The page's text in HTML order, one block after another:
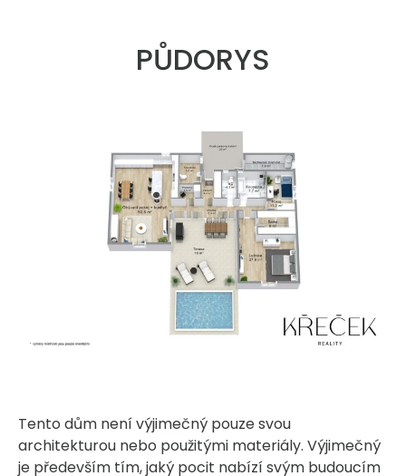
PŮDORYS
Tento dům není výjimečný pouze svou
architekturou nebo použitými materiály. Výjimečný
je především tím, jaký pocit nabízí svým budoucím